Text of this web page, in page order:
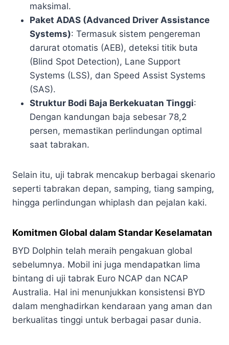
maksimal.
Paket ADAS (Advanced Driver Assistance
Systems): Termasuk sistem pengereman
darurat otomatis (AEB), deteksi titik buta
(Blind Spot Detection), Lane Support
Systems (LSS), dan Speed Assist Systems
(SAS).
Struktur Bodi Baja Berkekuatan Tinggi:
Dengan kandungan baja sebesar 78,2
persen, memastikan perlindungan optimal
saat tabrakan.
Selain itu, uji tabrak mencakup berbagai skenario
seperti tabrakan depan, samping, tiang samping,
hingga perlindungan whiplash dan pejalan kaki.
Komitmen Global dalam Standar Keselamatan
BYD Dolphin telah meraih pengakuan global
sebelumnya. Mobil ini juga mendapatkan lima
bintang di uji tabrak Euro NCAP dan NCAP
Australia. Hal ini menunjukkan konsistensi BYD
dalam menghadirkan kendaraan yang aman dan
berkualitas tinggi untuk berbagai pasar dunia.